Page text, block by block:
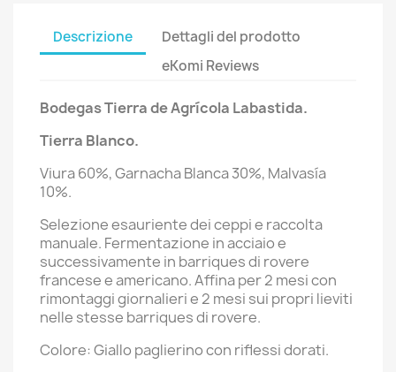
Descrizione
Dettagli del prodotto
eKomi Reviews
Bodegas Tierra de Agrícola Labastida.
Tierra Blanco.
Viura 60%, Garnacha Blanca 30%, Malvasía
10%.
Selezione esauriente dei ceppi e raccolta
manuale. Fermentazione in acciaio e
successivamente in barriques di rovere
francese e americano. Affina per 2 mesi con
rimontaggi giornalieri e 2 mesi sui propri lieviti
nelle stesse barriques di rovere.
Colore: Giallo paglierino con riflessi dorati.